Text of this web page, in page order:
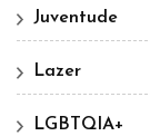
Juventude
Lazer
LGBTQIA+